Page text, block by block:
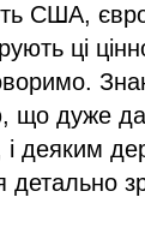
США,
ці
що дуже
і деяким
детально